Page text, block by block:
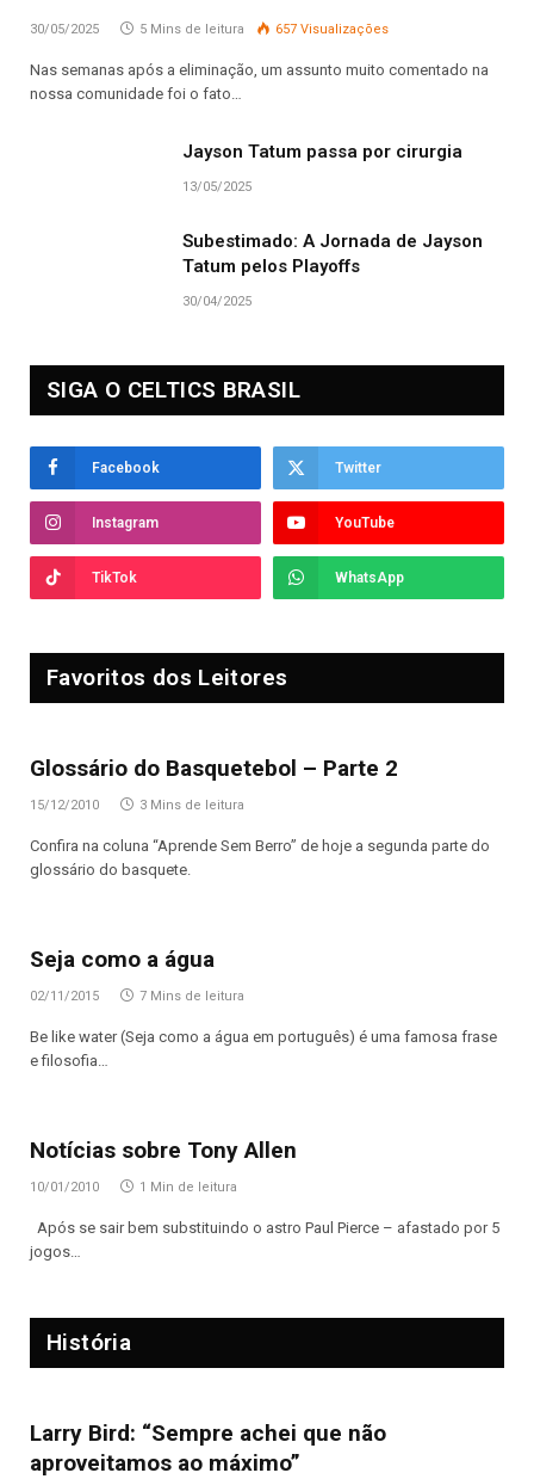
30/05/2025 5 Mins de leitura 657 Visualizações
Nas semanas após a eliminação, um assunto muito comentado na
nossa comunidade foi o fato…
Jayson Tatum passa por cirurgia
13/05/2025
Subestimado: A Jornada de Jayson
Tatum pelos Playoffs
30/04/2025
SIGA O CELTICS BRASIL
Facebook Twitter
Instagram YouTube
TikTok WhatsApp
Favoritos dos Leitores
Glossário do Basquetebol – Parte 2
15/12/2010 3 Mins de leitura
Confira na coluna “Aprende Sem Berro” de hoje a segunda parte do
glossário do basquete.
Seja como a água
02/11/2015 7 Mins de leitura
Be like water (Seja como a água em português) é uma famosa frase
e filosofia…
Notícias sobre Tony Allen
10/01/2010 1 Min de leitura
Após se sair bem substituindo o astro Paul Pierce – afastado por 5
jogos…
História
Larry Bird: “Sempre achei que não
aproveitamos ao máximo”